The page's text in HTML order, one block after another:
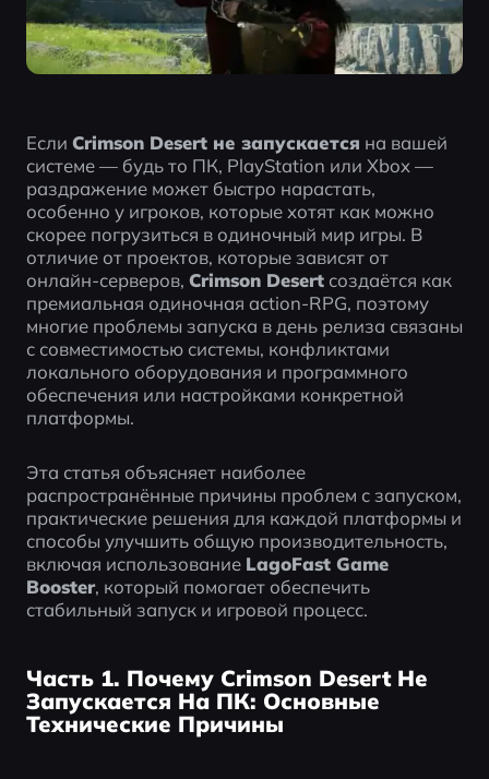
Если Crimson Desert не запускается на вашей
системе — будь то ПК, PlayStation или Xbox —
раздражение может быстро нарастать,
особенно у игроков, которые хотят как можно
скорее погрузиться в одиночный мир игры. В
отличие от проектов, которые зависят от
онлайн-серверов, Crimson Desert создаётся как
премиальная одиночная action-RPG, поэтому
многие проблемы запуска в день релиза связаны
с совместимостью системы, конфликтами
локального оборудования и программного
обеспечения или настройками конкретной
платформы.
Эта статья объясняет наиболее
распространённые причины проблем с запуском,
практические решения для каждой платформы и
способы улучшить общую производительность,
включая использование LagoFast Game
Booster, который помогает обеспечить
стабильный запуск и игровой процесс.
Часть 1. Почему Crimson Desert Не
Запускается На ПК: Основные
Технические Причины